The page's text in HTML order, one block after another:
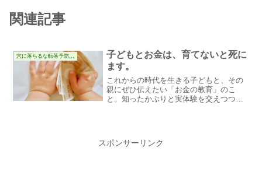
関連記事
穴に落ちるな転落予防の件
子どもとお金は、育てないと死に
ます。
これからの時代を生きる子どもと、その
親にぜひ伝えたい「お金の教育」のこ
と。知ったかぶりと実体験を交えつつダ
スポンサーリンク